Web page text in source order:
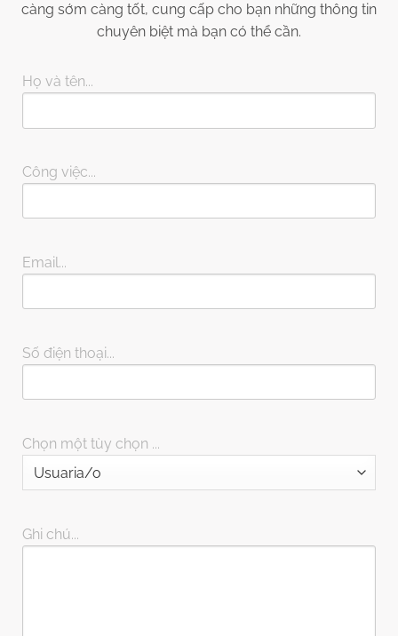
càng sớm càng tốt, cung cấp cho bạn những thông tin
chuyên biệt mà bạn có thể cần.
Họ và tên...
Công việc...
Email...
Số điện thoại...
Chọn một tùy chọn ...
Ghi chú...